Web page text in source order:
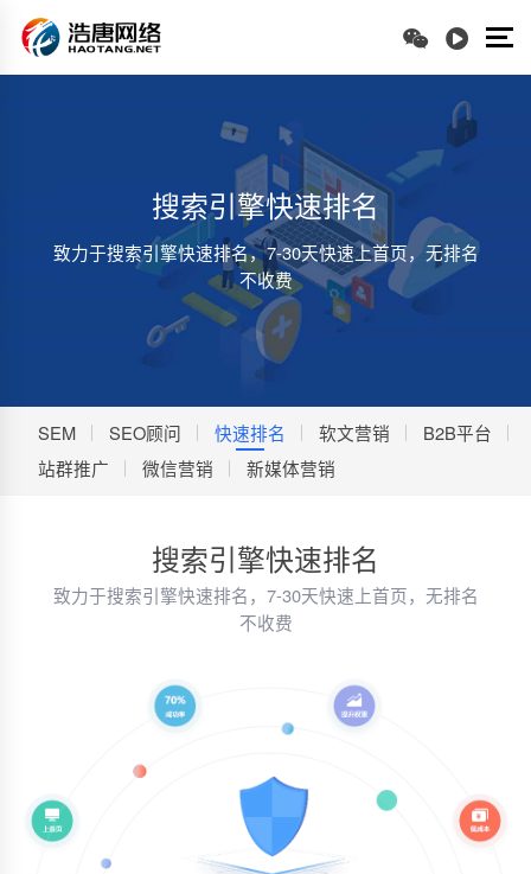
搜索引擎快速排名
致力于搜索引擎快速排名，7-30天快速上首页，无排名
不收费
SEM SEO顾问 快速排名 软文营销
B2B平台
站群推广
微信营销 新媒体营销
搜索引擎快速排名
致力于搜索引擎快速排名，7-30天快速上首页，无排名
不收费